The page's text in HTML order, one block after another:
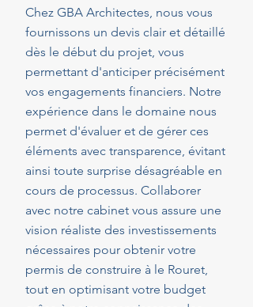
Chez GBA Architectes, nous vous
fournissons un devis clair et détaillé
dès le début du projet, vous
permettant d'anticiper précisément
vos engagements financiers. Notre
expérience dans le domaine nous
permet d'évaluer et de gérer ces
éléments avec transparence, évitant
ainsi toute surprise désagréable en
cours de processus. Collaborer
avec notre cabinet vous assure une
vision réaliste des investissements
nécessaires pour obtenir votre
permis de construire à le Rouret,
tout en optimisant votre budget